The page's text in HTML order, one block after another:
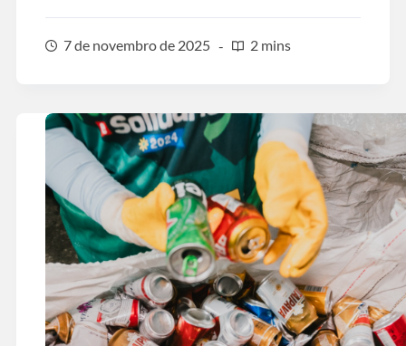
7 de novembro de 2025 2 mins